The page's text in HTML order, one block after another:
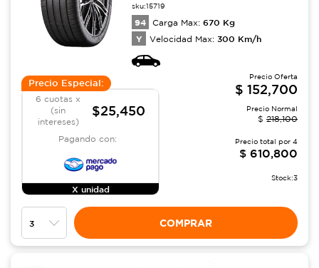
sku:15719
94 Carga Max: 670 Kg
Y Velocidad Max: 300 Km/h
Precio Especial:
6 cuotas x
(sin
intereses)
$25,450
Pagando con:
X unidad
Precio Oferta
$ 152,700
Precio Normal
$ 218,100
Precio total por 4
$ 610,800
Stock:3
COMPRAR